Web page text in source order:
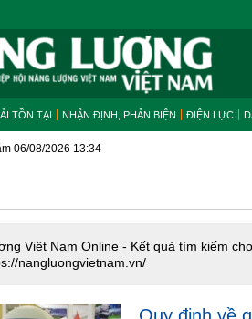
TỒN TẠI NHẬN ĐỊNH, PHẢN BIỆN ĐIỆN LỰC
06/08/2026 13:34
Việt Nam Online - Kết quả tìm kiếm
nangluongvietnam.vn/